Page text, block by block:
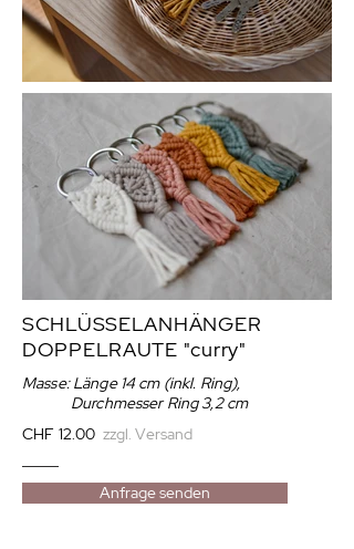
SCHLÜSSELANHÄNGER
DOPPELRAUTE "curry"
Masse: Länge 14 cm (inkl. Ring),
Durchmesser Ring 3,2 cm
CHF 12.00 zzgl. Versand
Anfrage senden